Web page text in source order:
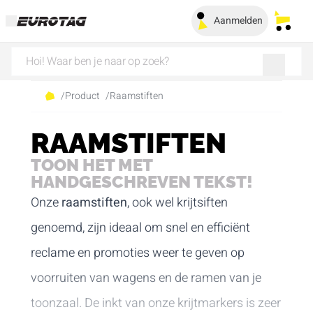
Aanmelden Mijn
/Product /Raamstiften
RAAMSTIFTEN
TOON HET MET
HANDGESCHREVEN TEKST!
Onzeraamstiften, ook wel krijtsiften
genoemd, zijn ideaal om snel en efficiënt
reclame en promoties weer te geven op
voorruiten van wagens en de ramen van je
toonzaal. De inkt van onze krijtmarkers is zeer